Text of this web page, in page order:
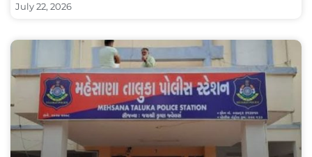
July 22, 2026